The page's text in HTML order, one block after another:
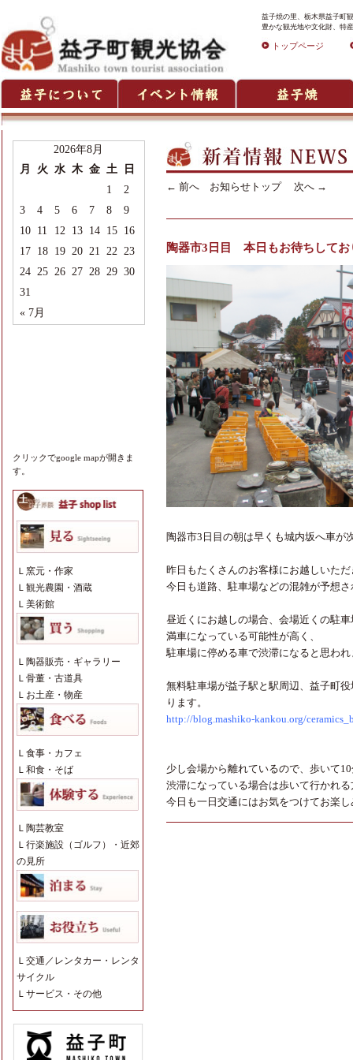
益子焼の里、栃木県益子町
豊かな観光地や文化財、特
トップページ
2026年8月
月
火 水 木 金 土 日
« 7月
1
2
3
4 5 6 7 8
9
10 11 12 13 14 15 16
17 18 19 20 21 22 23
24 25 26 27 28 29 30
31
クリックでgoogle mapが開きま
す。
Ｌ 窯元・作家
Ｌ 観光農園・酒蔵
Ｌ 美術館
Ｌ 陶器販売・ギャラリー
Ｌ 骨董・古道具
Ｌ お土産・物産
Ｌ 食事・カフェ
Ｌ 和食・そば
Ｌ 陶芸教室
Ｌ 行楽施設（ゴルフ）・近郊
の見所
Ｌ 交通／レンタカー・レンタ
サイクル
Ｌ サービス・その他
← 前へ お知らせトップ 次へ →
陶器市3日目 本日もお待ちしてお
陶器市3日目の朝は早くも城内坂へ車が
昨日もたくさんのお客様にお越しいた
今日も道路、駐車場などの混雑が予想
昼近くにお越しの場合、会場近くの駐
満車になっている可能性が高く、
駐車場に停める車で渋滞になると思われ
無料駐車場が益子駅と駅周辺、益子町
ります。
http://blog.mashiko-kankou.org/
少し会場から離れているので、歩いて
渋滞になっている場合は歩いて行かれ
今日も一日交通にはお気をつけてお楽